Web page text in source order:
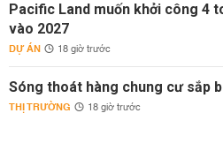
Pacific Land muốn khởi công 4
vào 2027
DỰ ÁN 18 giờ trước
Sóng thoát hàng chung cư sắp
THỊ TRƯỜNG 18 giờ trước